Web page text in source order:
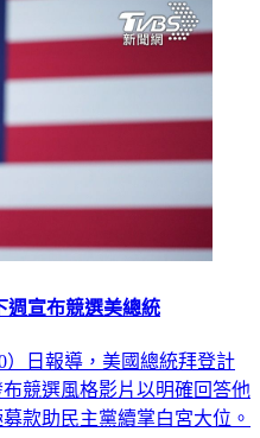
週宣布競選美總統
日報導，美國總統拜登計
競選風格影片以明確回答他
款助民主黨續掌白宮大位。